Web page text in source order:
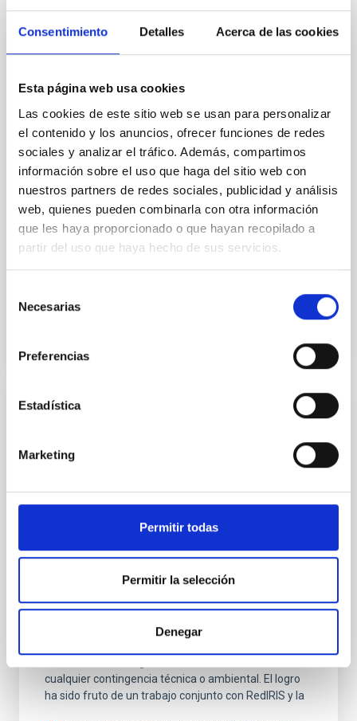
Consentimiento Detalles Acerca de las cookies
Esta página web usa cookies
Las cookies de este sitio web se usan para personalizar
el contenido y los anuncios, ofrecer funciones de redes
sociales y analizar el tráfico. Además, compartimos
información sobre el uso que haga del sitio web con
nuestros partners de redes sociales, publicidad y análisis
web, quienes pueden combinarla con otra información
que les haya proporcionado o que hayan recopilado a
partir del uso que haya hecho de sus servicios.
Necesarias
Preferencias
Estadística
Marketing
Permitir todas
Permitir la selección
Denegar
La Fundación Mujeres por África visita el
IAC en el marco del programa Ciencia por
visitaron hoy la sede del Instituto de Astrofísica de
Canarias en La Laguna, en un encuentro institucional
centrado en el programa Science by Women ,
iniciativa que impulsa la investigación y el liderazgo
científico femenino africano. El director del programa
Ciencia por Mujeres, Juan Algar , la coordinadora del
programa, María Almela , y la técnica de proyectos,
Emma Garcia Taboadela , fueron recibidos por el
director del IAC, Valentín Martínez Pillet , y por el
coordinador de investigación del IAC, Jonay I.
observatorios con una nueva red de fibra
culminado con éxito un hito tecnológico de gran
Red Óptica Marítima y Terrestre RedIRIS Tenerife –
La Palma”. Esta nueva y robusta red de
las autopistas de datos de los Observatorios de
Canarias —el Observatorio del Teide (OT) en Tenerife
cualquier contingencia técnica o ambiental. El logro
ha sido fruto de un trabajo conjunto con RedIRIS y la